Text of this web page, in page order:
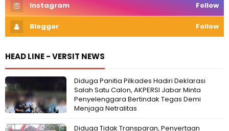
Instagram Follow
Blogger Follow
HEAD LINE - VERSIT NEWS
Diduga Panitia Pilkades Hadiri Deklarasi
Salah Satu Calon, AKPERSI Jabar Minta
Penyelenggara Bertindak Tegas Demi
Menjaga Netralitas
Diduga Tidak Transparan, Penyertaan